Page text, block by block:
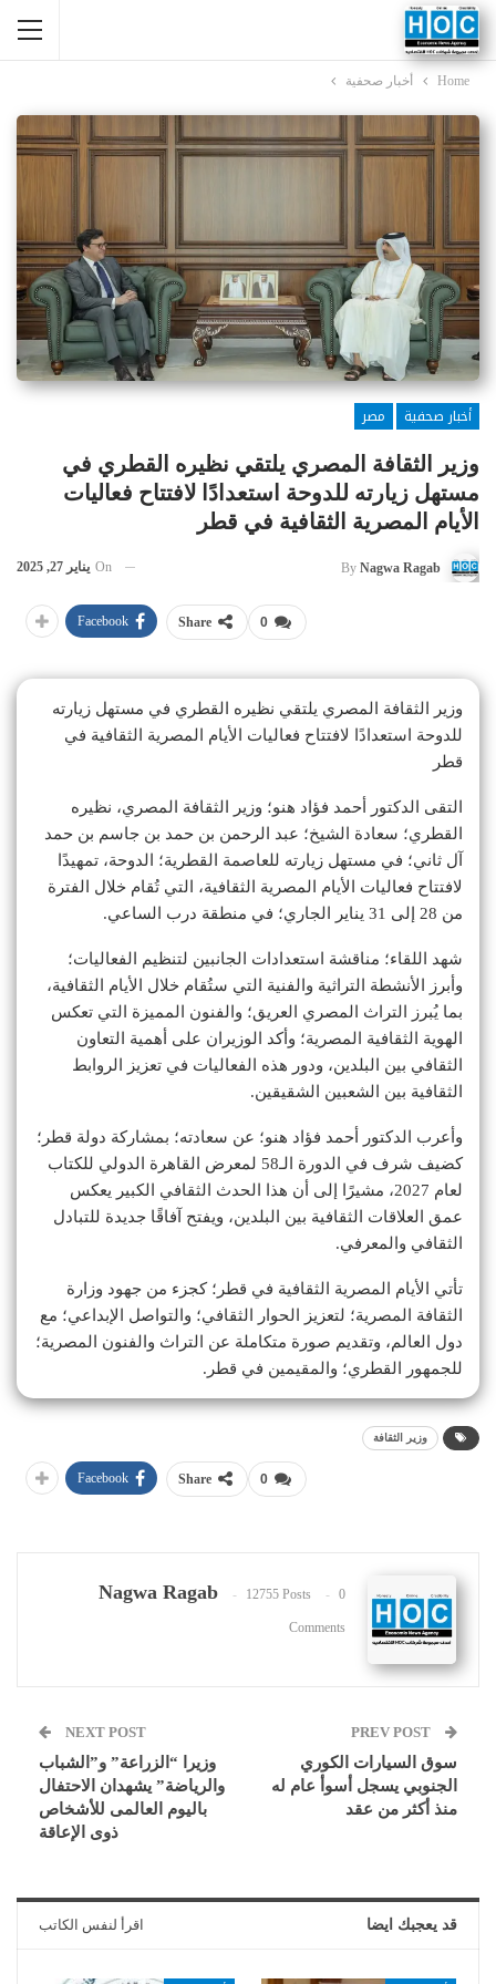
Home أخبار صحفية
أخبار صحفية
مصر
وزير الثقافة المصري يلتقي نظيره القطري في
مستهل زيارته للدوحة استعدادًا لافتتاح فعاليات
الأيام المصرية الثقافية في قطر
By Nagwa Ragab
On يناير 27, 2025
0
Share
Facebook
وزير الثقافة المصري يلتقي نظيره القطري في مستهل زيارته
للدوحة استعدادًا لافتتاح فعاليات الأيام المصرية الثقافية في
قطر
التقى الدكتور أحمد فؤاد هنو؛ وزير الثقافة المصري، نظيره
القطري؛ سعادة الشيخ؛ عبد الرحمن بن حمد بن جاسم بن حمد
آل ثاني؛ في مستهل زيارته للعاصمة القطرية؛ الدوحة، تمهيدًا
لافتتاح فعاليات الأيام المصرية الثقافية، التي تُقام خلال الفترة
من 28 إلى 31 يناير الجاري؛ في منطقة درب الساعي.
شهد اللقاء؛ مناقشة استعدادات الجانبين لتنظيم الفعاليات؛
وأبرز الأنشطة التراثية والفنية التي ستُقام خلال الأيام الثقافية،
بما يُبرز التراث المصري العريق؛ والفنون المميزة التي تعكس
الهوية الثقافية المصرية؛ وأكد الوزيران على أهمية التعاون
الثقافي بين البلدين، ودور هذه الفعاليات في تعزيز الروابط
الثقافية بين الشعبين الشقيقين.
وأعرب الدكتور أحمد فؤاد هنو؛ عن سعادته؛ بمشاركة دولة قطر؛
كضيف شرف في الدورة الـ58 لمعرض القاهرة الدولي للكتاب
لعام 2027، مشيرًا إلى أن هذا الحدث الثقافي الكبير يعكس
عمق العلاقات الثقافية بين البلدين، ويفتح آفاقًا جديدة للتبادل
الثقافي والمعرفي.
تأتي الأيام المصرية الثقافية في قطر؛ كجزء من جهود وزارة
الثقافة المصرية؛ لتعزيز الحوار الثقافي؛ والتواصل الإبداعي؛ مع
دول العالم، وتقديم صورة متكاملة عن التراث والفنون المصرية؛
للجمهور القطري؛ والمقيمين في قطر.
وزير الثقافة
0
Share
Facebook
Nagwa Ragab 12755 Posts 0
Comments
سوق السيارات الكوري
الجنوبي يسجل أسوأ عام له
منذ أكثر من عقد
NEXT POST
وزيرا “الزراعة” و”الشباب
والرياضة” يشهدان الاحتفال
باليوم العالمى للأشخاص
ذوى الإعاقة
قد يعجبك ايضا اقرأ لنفس الكاتب